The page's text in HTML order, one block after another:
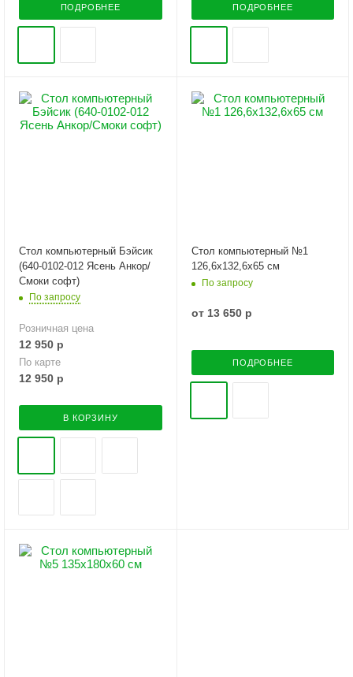
ПОДРОБНЕЕ ПОДРОБНЕЕ
Стол компьютерный Бэйсик
(640-0102-012 Ясень Анкор/
Смоки софт)
По запросу
Розничная цена
12 950 р
По карте
12 950 р
В КОРЗИНУ
Стол компьютерный №1
126,6х132,6х65 см
По запросу
от 13 650 р
ПОДРОБНЕЕ